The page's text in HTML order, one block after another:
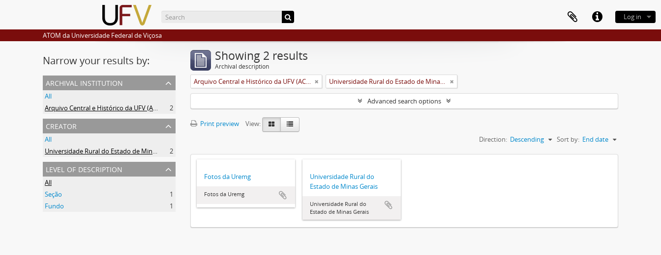
Log in
ATOM da Universidade Federal de Viçosa
Narrow your results by:
archival institution
All
Arquivo Central e Histórico da UFV (ACH-UFV)
2
creator
All
Universidade Rural do Estado de Minas Gerais (Uremg)
2
level of description
All
Seção
1
Fundo
1
Showing 2 results
Archival description
Arquivo Central e Histórico da UFV (ACH-UFV) Universidade Rural do Estado de Minas Gerais (Uremg)
Advanced search options
Print preview
View:
Sort by: End date
Direction: Descending
Fotos da Uremg
Fotos da Uremg
Universidade Rural do
Estado de Minas Gerais
Universidade Rural do
Estado de Minas Gerais